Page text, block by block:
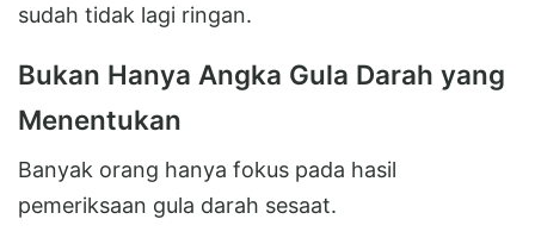
sudah tidak lagi ringan.
Bukan Hanya Angka Gula Darah yang
Menentukan
Banyak orang hanya fokus pada hasil
pemeriksaan gula darah sesaat.